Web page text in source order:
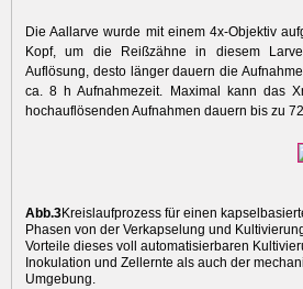
Die Aallarve wurde mit einem 4x-Objektiv
Kopf, um die Reißzähne in diesem
Auflösung, desto länger dauern die
ca. 8 h Aufnahmezeit. Maximal kann das
hochauflösenden Aufnahmen dauern bis zu
Abb.3Kreislaufprozess für einen
Phasen von der Verkapselung und
Vorteile dieses voll automatisierbaren
Inokulation und Zellernte als auch der
Umgebung.